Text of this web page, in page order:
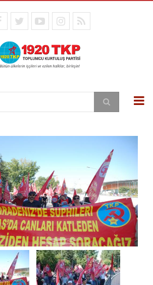
facebooktwitteryoutubeinstagram
RSS